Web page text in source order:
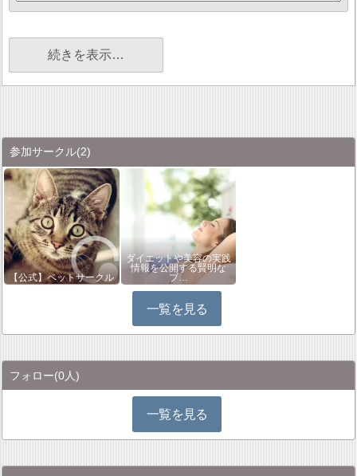
続きを表示…
参加サークル(2)
【公式】ペットサークル
ダイエットや美容の実践
情報を公開する賢明な
ブ…
一覧を見る
フォロー(0人)
一覧を見る